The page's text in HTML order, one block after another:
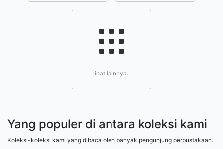
lihat lainnya..
Yang populer di antara koleksi kami
Koleksi-koleksi kami yang dibaca oleh banyak pengunjung perpustakaan.